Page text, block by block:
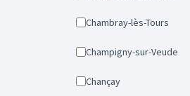
Chambray-lès-Tours
Champigny-sur-Veude
Chançay